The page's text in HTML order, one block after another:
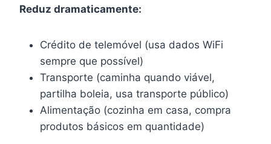
Reduz dramaticamente:
Crédito de telemóvel (usa dados WiFi
sempre que possível)
Transporte (caminha quando viável,
partilha boleia, usa transporte público)
Alimentação (cozinha em casa, compra
produtos básicos em quantidade)